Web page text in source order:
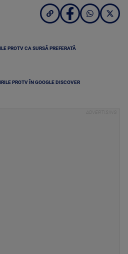
PROTV CA SURSĂ PREFERATĂ
PROTV ÎN GOOGLE DISCOVER